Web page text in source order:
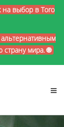
на выбор в Toro
мира. 🌐